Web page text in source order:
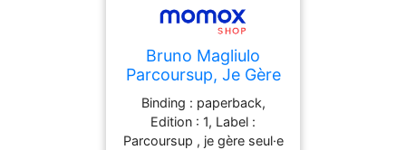
Bruno Magliulo
Parcoursup, Je Gère
Seul.E ! : Trucs,
Astuces & Erreurs À
Éviter
Binding : paperback,
Edition : 1, Label :
Parcoursup , je gère seul·e